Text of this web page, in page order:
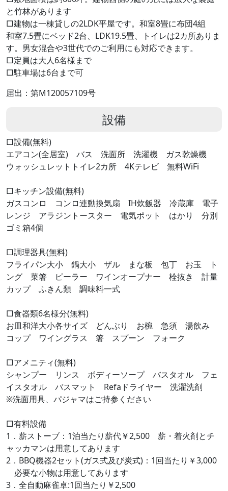
と竹林があります
□建物は一棟貸しの2LDK平屋です。和室8畳に布団4組
和室7.5畳にベッド2台、LDK19.5畳、トイレは2カ所ありま
す。男女混合や3世代でのご利用にも対応できます。
□定員は大人6名様まで
□駐車場は6台まで可
届出：第M120057109号
設備
□設備(無料)
エアコン(全居室) バス 洗面所 洗濯機 ガス乾燥機
ウォッシュレットトイレ2カ所 4Kテレビ 無料WiFi
□キッチン設備(無料)
ガスコンロ コンロ連動換気扇 IH炊飯器 冷蔵庫 電子
レンジ アラジントースター 電気ポット はかり 分別
ゴミ箱4個
□調理器具(無料)
フライパン大小 鍋大小 ザル まな板 包丁 お玉 ト
ング 菜箸 ピーラー ワインオープナー 栓抜き 計量
カップ ふきん類 調味料一式
□食器類6名様分(無料)
お皿和洋大小各サイズ どんぶり お椀 急須 湯飲み
コップ ワイングラス 箸 スプーン フォーク
□アメニティ(無料)
シャンプー リンス ボディーソープ バスタオル フェ
イスタオル バスマット Refaドライヤー 洗濯洗剤
※洗面用具、パジャマはご持参ください
□有料設備
1．薪ストーブ：1泊当たり薪代￥2,500 薪・着火剤とチ
ャッカマンは用意してあります
2．BBQ機器2セット(ガス式及び炭式)：1回当たり￥3,000
必要な小物は用意してあります
3．全自動麻雀卓:1回当たり￥2,500